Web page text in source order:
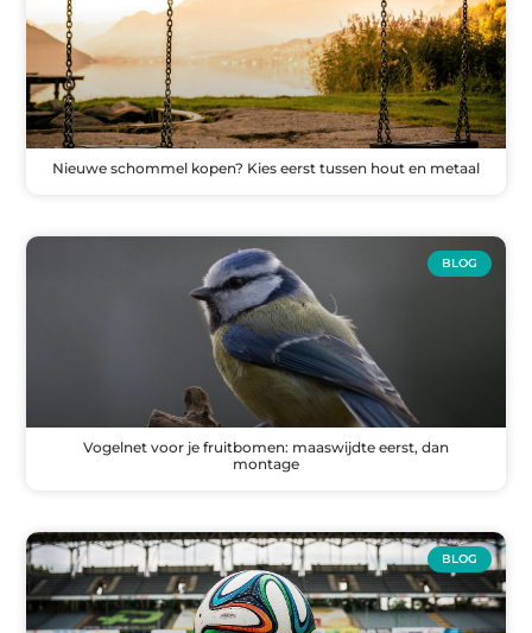
Nieuwe schommel kopen? Kies eerst tussen hout en metaal
BLOG
Vogelnet voor je fruitbomen: maaswijdte eerst, dan
montage
BLOG